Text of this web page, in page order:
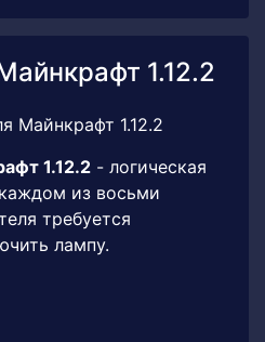
1.12.2
1.12.2 - логическая
из восьми
требуется
лампу.